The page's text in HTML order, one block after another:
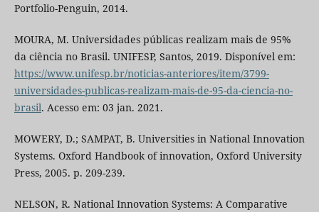
Portfolio-Penguin, 2014.
MOURA, M. Universidades públicas realizam mais de 95%
da ciência no Brasil. UNIFESP, Santos, 2019. Disponível em:
https://www.unifesp.br/noticias-anteriores/item/3799-
universidades-publicas-realizam-mais-de-95-da-ciencia-no-
brasil. Acesso em: 03 jan. 2021.
MOWERY, D.; SAMPAT, B. Universities in National Innovation
Systems. Oxford Handbook of innovation, Oxford University
Press, 2005. p. 209-239.
NELSON, R. National Innovation Systems: A Comparative